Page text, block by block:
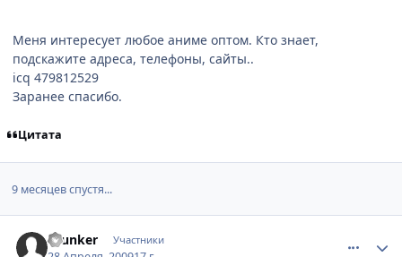
Меня интересует любое аниме оптом. Кто знает,
подскажите адреса, телефоны, сайты..
icq 479812529
Заранее спасибо.
Цитата
9 месяцев спустя...
drunker Участники